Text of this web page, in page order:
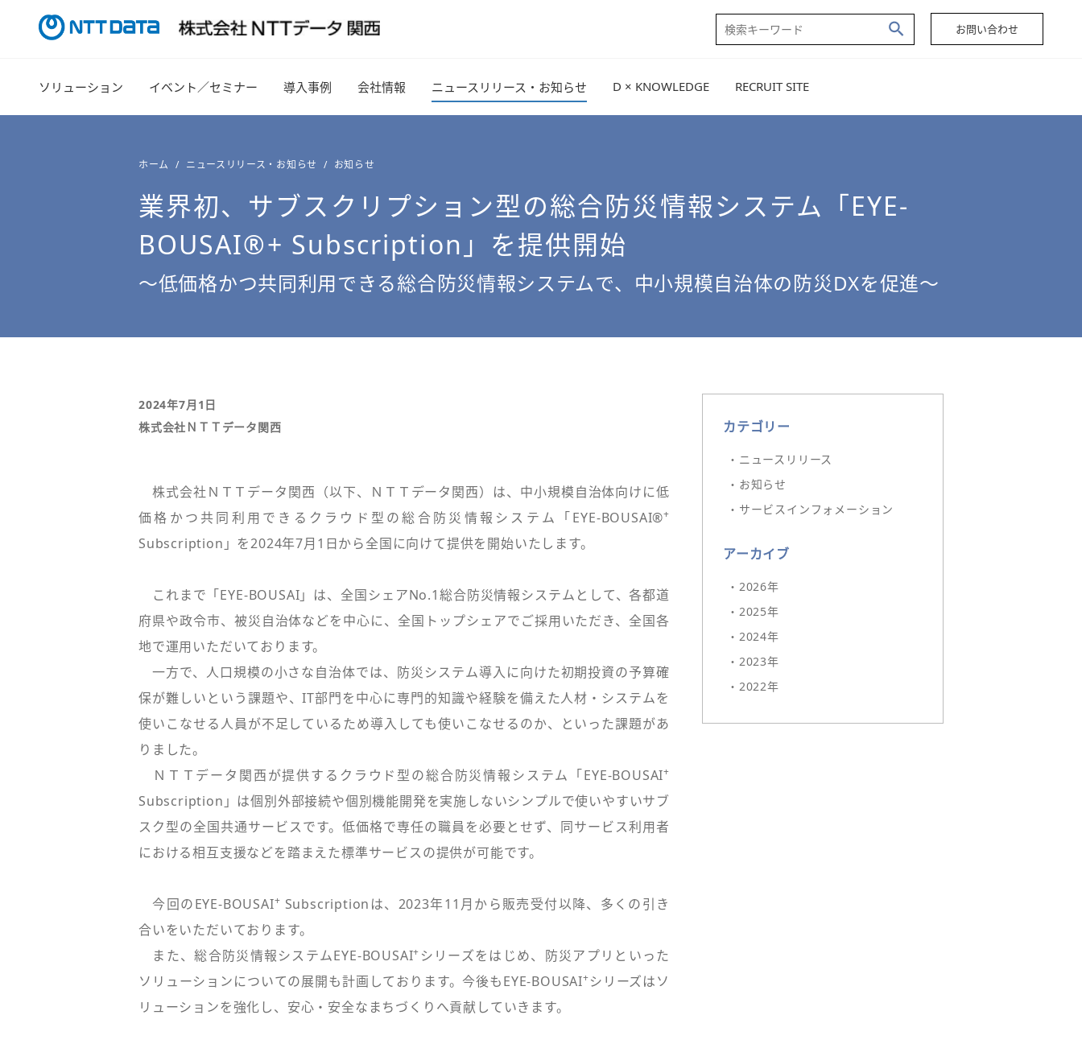
お問い合わせ
ソリューション イベント／セミナー 導入事例 会社情報 ニュースリリース・お知らせ D × KNOWLEDGE RECRUIT SITE
ホーム ニュースリリース・お知らせ お知らせ
業界初、サブスクリプション型の総合防災情報システム「EYE-
BOUSAI®+ Subscription」を提供開始
～低価格かつ共同利用できる総合防災情報システムで、中小規模自治体の防災DXを促進～
2024年7月1日
株式会社ＮＴＴデータ関西
株式会社ＮＴＴデータ関西（以下、ＮＴＴデータ関西）は、中小規模自治体向けに低
価格かつ共同利用できるクラウド型の総合防災情報システム「EYE-BOUSAI®+
Subscription」を2024年7月1日から全国に向けて提供を開始いたします。
これまで「EYE-BOUSAI」は、全国シェアNo.1総合防災情報システムとして、各都道
府県や政令市、被災自治体などを中心に、全国トップシェアでご採用いただき、全国各
地で運用いただいております。
一方で、人口規模の小さな自治体では、防災システム導入に向けた初期投資の予算確
保が難しいという課題や、IT部門を中心に専門的知識や経験を備えた人材・システムを
使いこなせる人員が不足しているため導入しても使いこなせるのか、といった課題があ
りました。
ＮＴＴデータ関西が提供するクラウド型の総合防災情報システム「EYE-BOUSAI+
Subscription」は個別外部接続や個別機能開発を実施しないシンプルで使いやすいサブ
スク型の全国共通サービスです。低価格で専任の職員を必要とせず、同サービス利用者
における相互支援などを踏まえた標準サービスの提供が可能です。
今回のEYE-BOUSAI+ Subscriptionは、2023年11月から販売受付以降、多くの引き
合いをいただいております。
また、総合防災情報システムEYE-BOUSAI+ シリーズをはじめ、防災アプリといった
ソリューションについての展開も計画しております。今後もEYE-BOUSAI+シリーズはソ
リューションを強化し、安心・安全なまちづくりへ貢献していきます。
カテゴリー
・ニュースリリース
・お知らせ
・サービスインフォメーション
アーカイブ
・2026年
・2025年
・2024年
・2023年
・2022年